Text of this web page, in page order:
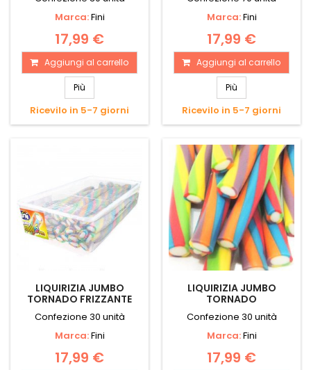
Marca:Fini
17,99 €
Aggiungi al carrello
Più
Ricevilo in 5-7 giorni
Marca:Fini
17,99 €
Aggiungi al carrello
Più
Ricevilo in 5-7 giorni
LIQUIRIZIA JUMBO
TORNADO FRIZZANTE
Confezione 30 unità
Marca:Fini
17,99 €
LIQUIRIZIA JUMBO
TORNADO
Confezione 30 unità
Marca:Fini
17,99 €